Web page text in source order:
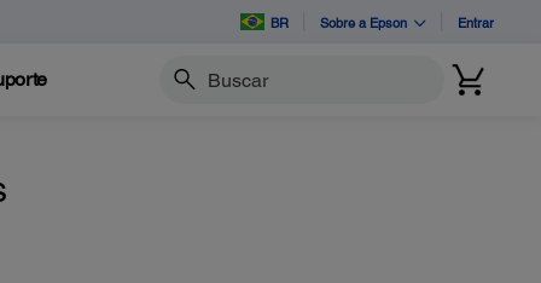
BR Sobre a Epson Entrar
Buscar